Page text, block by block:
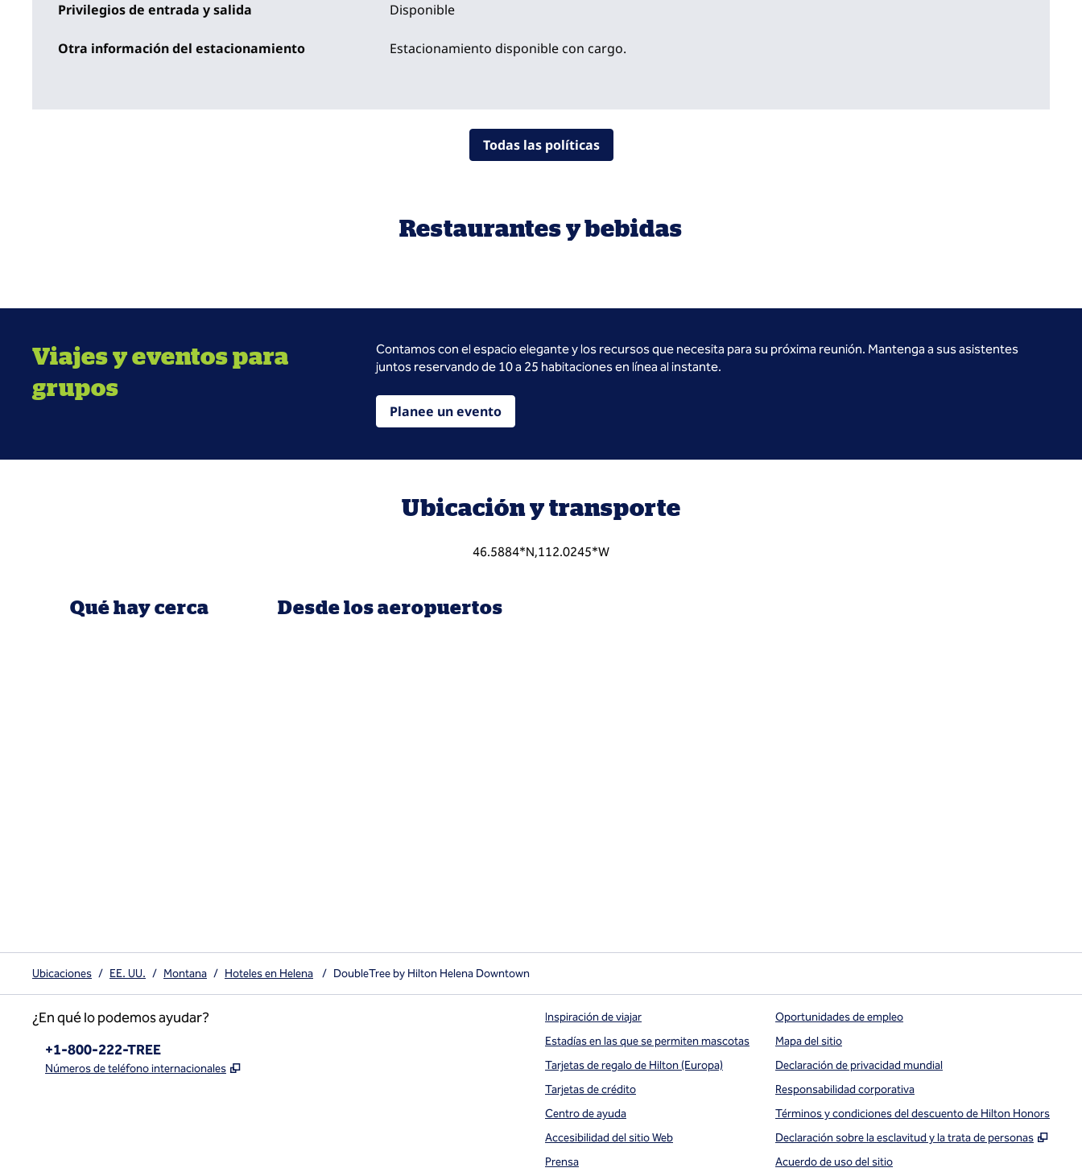
Privilegios de entrada y salida Disponible
Otra información del estacionamiento Estacionamiento disponible con cargo.
Todas las políticas
Restaurantes y bebidas
Viajes y eventos para
grupos
Contamos con el espacio elegante y los recursos que necesita para su próxima reunión. Mantenga a sus asistentes
juntos reservando de 10 a 25 habitaciones en línea al instante.
Planee un evento
Ubicación y transporte
46.5884*N,112.0245*W
Qué hay cerca Desde los aeropuertos
Ubicaciones / EE. UU. / Montana / Hoteles en Helena / DoubleTree by Hilton Helena Downtown
¿En qué lo podemos ayudar?
Teléfono:
+1-800-222-TREE
Números de teléfono internacionales ,
Inspiración de viajar
Estadías en las que se permiten mascotas
Tarjetas de regalo de Hilton (Europa)
Tarjetas de crédito
Centro de ayuda
Accesibilidad del sitio Web
Prensa
Oportunidades de empleo
Mapa del sitio
Declaración de privacidad mundial
Responsabilidad corporativa
Términos y condiciones del descuento de Hilton Honors
Declaración sobre la esclavitud y la trata de personas
,
Acuerdo de uso del sitio